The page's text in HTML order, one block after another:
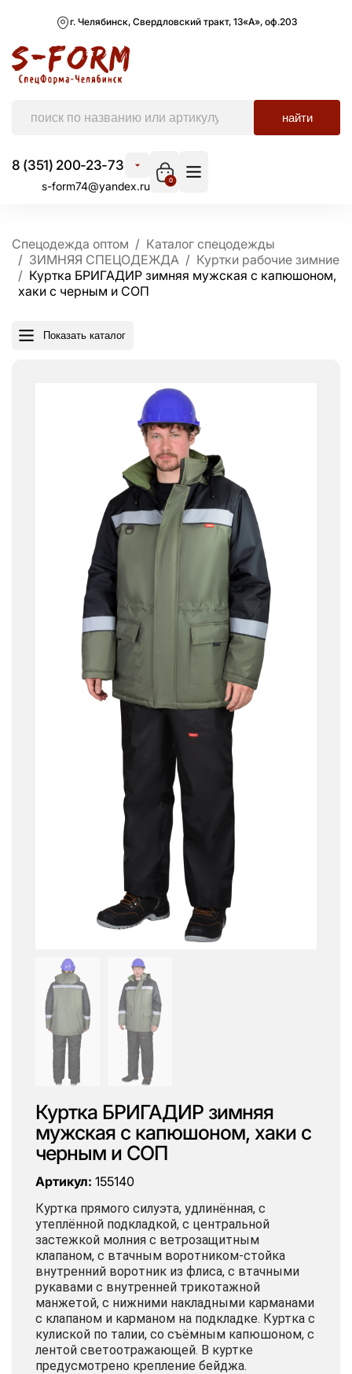
г. Челябинск, Свердловский тракт, 13«А», оф.203
найти
8 (351) 200-23-73
s-form74@yandex.ru 0
Спецодежда оптом
Каталог спецодежды
ЗИМНЯЯ СПЕЦОДЕЖДА
Куртки рабочие зимние
Куртка БРИГАДИР зимняя мужская с капюшоном,
хаки с черным и СОП
Показать каталог
Куртка БРИГАДИР зимняя
мужская с капюшоном, хаки с
черным и СОП
Артикул: 155140
Куртка прямого силуэта, удлинённая, с
утеплённой подкладкой, с центральной
застежкой молния с ветрозащитным
клапаном, с втачным воротником-стойка
внутренний воротник из флиса, с втачными
рукавами с внутренней трикотажной
манжетой, с нижними накладными карманами
с клапаном и карманом на подкладке. Куртка с
кулиской по талии, со съёмным капюшоном, с
лентой светоотражающей. В куртке
предусмотрено крепление бейджа.